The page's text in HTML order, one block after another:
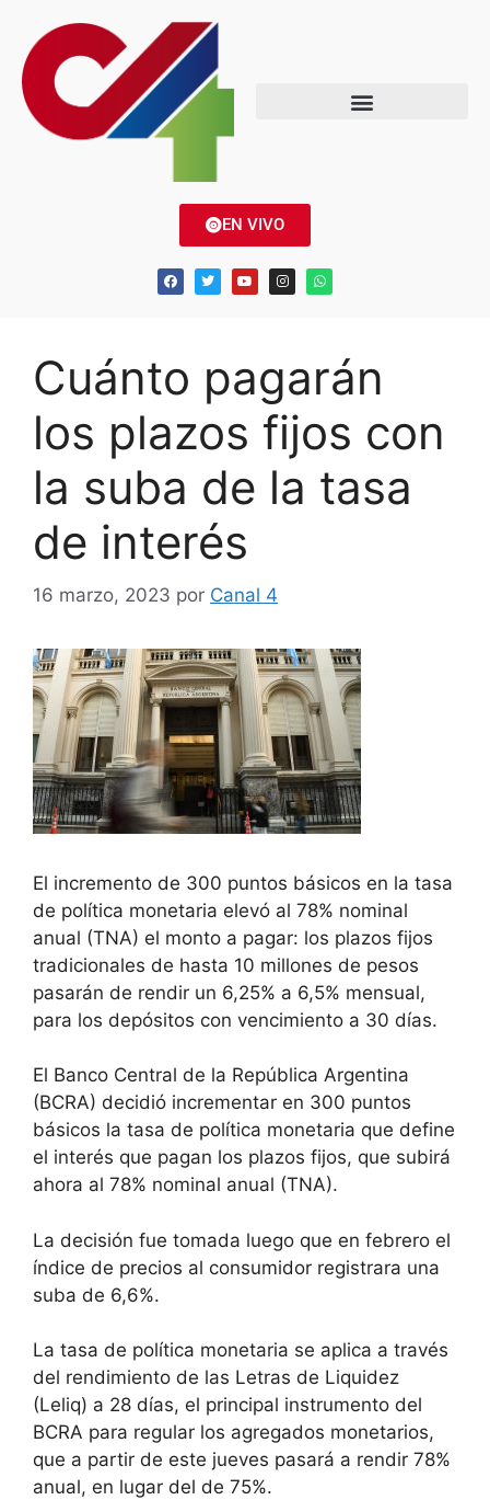
EN VIVO
Cuánto pagarán
los plazos fijos con
la suba de la tasa
de interés
16 marzo, 2023 por Canal 4
El incremento de 300 puntos básicos en la tasa
de política monetaria elevó al 78% nominal
anual (TNA) el monto a pagar: los plazos fijos
tradicionales de hasta 10 millones de pesos
pasarán de rendir un 6,25% a 6,5% mensual,
para los depósitos con vencimiento a 30 días.
El Banco Central de la República Argentina
(BCRA) decidió incrementar en 300 puntos
básicos la tasa de política monetaria que define
el interés que pagan los plazos fijos, que subirá
ahora al 78% nominal anual (TNA).
La decisión fue tomada luego que en febrero el
índice de precios al consumidor registrara una
suba de 6,6%.
La tasa de política monetaria se aplica a través
del rendimiento de las Letras de Liquidez
(Leliq) a 28 días, el principal instrumento del
BCRA para regular los agregados monetarios,
que a partir de este jueves pasará a rendir 78%
anual, en lugar del de 75%.